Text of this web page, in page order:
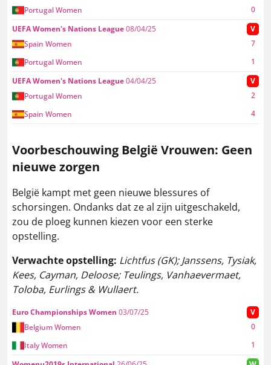
Portugal Women
0
UEFA Women's Nations League08/04/25
V
Spain Women
7
Portugal Women
1
UEFA Women's Nations League04/04/25 V
Spain Women 4
Portugal Women 2
Voorbeschouwing België Vrouwen: Geen
nieuwe zorgen
België kampt met geen nieuwe blessures of
schorsingen. Ondanks dat ze al zijn uitgeschakeld,
zou de ploeg kunnen kiezen voor een sterke
opstelling.
Verwachte opstelling: Lichtfus (GK); Janssens, Tysiak,
Kees, Cayman, Deloose; Teulings, Vanhaevermaet,
Toloba, Eurlings & Wullaert.
Euro Championships Women 03/07/25 V
Italy Women 1
Belgium Women 0